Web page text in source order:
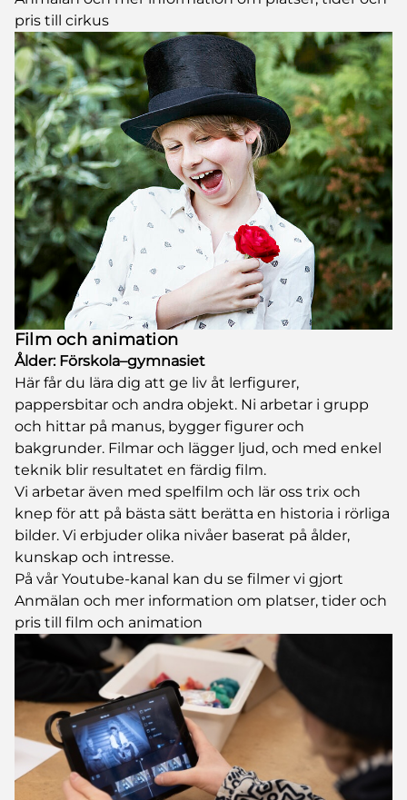
pris till cirkus
Film och animation
Ålder: Förskola–gymnasiet
Här får du lära dig att ge liv åt lerfigurer,
pappersbitar och andra objekt. Ni arbetar i grupp
och hittar på manus, bygger figurer och
bakgrunder. Filmar och lägger ljud, och med enkel
teknik blir resultatet en färdig film.
Vi arbetar även med spelfilm och lär oss trix och
knep för att på bästa sätt berätta en historia i rörliga
bilder. Vi erbjuder olika nivåer baserat på ålder,
kunskap och intresse.
På vår Youtube-kanal kan du se filmer vi gjort
Anmälan och mer information om platser, tider och
pris till film och animation